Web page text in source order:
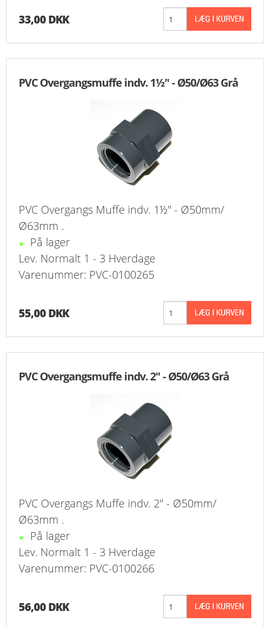
33,00 DKK
PVC Overgangsmuffe indv. 1½" - Ø50/Ø63 Grå
PVC Overgangs Muffe indv. 1½" - Ø50mm/
Ø63mm .
På lager
Lev. Normalt 1 - 3 Hverdage
Varenummer: PVC-0100265
55,00 DKK
PVC Overgangsmuffe indv. 2" - Ø50/Ø63 Grå
PVC Overgangs Muffe indv. 2" - Ø50mm/
Ø63mm .
På lager
Lev. Normalt 1 - 3 Hverdage
Varenummer: PVC-0100266
56,00 DKK